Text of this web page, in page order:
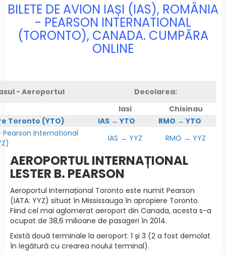
BILETE DE AVION IAȘI (IAS), ROMÂNIA
- PEARSON INTERNATIONAL
(TORONTO), CANADA. CUMPĂRA
ONLINE
- Aeroportul
Decolarea:
Iasi
Chisinau
Toronto (YTO)
IAS → YTO
RMO → YTO
International
IAS → YYZ RMO → YYZ
AEROPORTUL INTERNAȚIONAL
LESTER B. PEARSON
Aeroportul Internațional Toronto este numit Pearson
(IATA: YYZ) situat în Mississauga în apropiere Toronto.
Fiind cel mai aglomerat aeroport din Canada, acesta s-a
ocupat de 38,6 milioane de pasageri în 2014.
Există două terminale la aeroport: 1 și 3 (2 a fost demolat
în legătură cu crearea noului terminal).